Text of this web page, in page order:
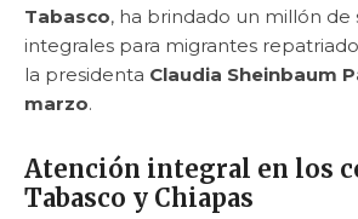
Tabasco, ha brindado un millón de
integrales para migrantes
la presidenta Claudia Sheinbaum
marzo.
Atención integral en los
Tabasco y Chiapas